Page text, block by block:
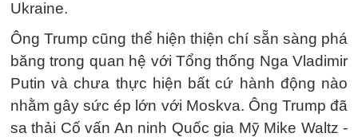
Ukraine.
Ông Trump cũng thể hiện thiện chí sẵn sàng phá
băng trong quan hệ với Tổng thống Nga Vladimir
Putin và chưa thực hiện bất cứ hành động nào
nhằm gây sức ép lớn với Moskva. Ông Trump đã
sa thải Cố vấn An ninh Quốc gia Mỹ Mike Waltz -